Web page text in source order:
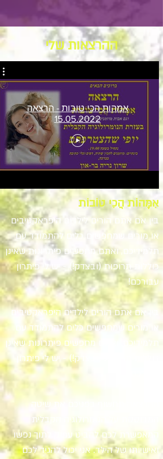
ההרצאות שלי
אמהות הכי טובות - הרצאה
15.05.2022
אִמָּהוֹת הֲכִי טוֹבוֹת
בין אם אתם הורים לילדים היפראקטיבים
או מורים שמחפשים כלים להתמודד עם
תלמידיכם, ואתם מחפשים פיתרונות שאינן
כוללות תרופות (ובצדק!) - יש לי פיתרון
עבורכם!
בין אם אתם הורים לילדים היפראקטיבים
או מורים שמחפשים כלים להתמודד עם
תלמידיכם, ואתם מחפשים פיתרונות שאינן
כוללות תרופות (ובצדק!) - יש לי פיתרון
ההרצאה תחשוף בפניכם את שיטה
המבוססת על הנומרולוגיה הקבלית
המאפשרת לכם להביט עמוק לתוך נפשו
ואישיותו של הילד. אני יכול להגיד לכם